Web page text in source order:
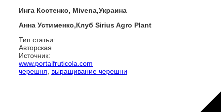
Инга Костенко, Mivena,Украина
Анна Устименко,Клуб Sirius Agro Plant
Тип статьи:
Авторская
Источник:
www.portalfruticola.com
черешня
выращивание черешни